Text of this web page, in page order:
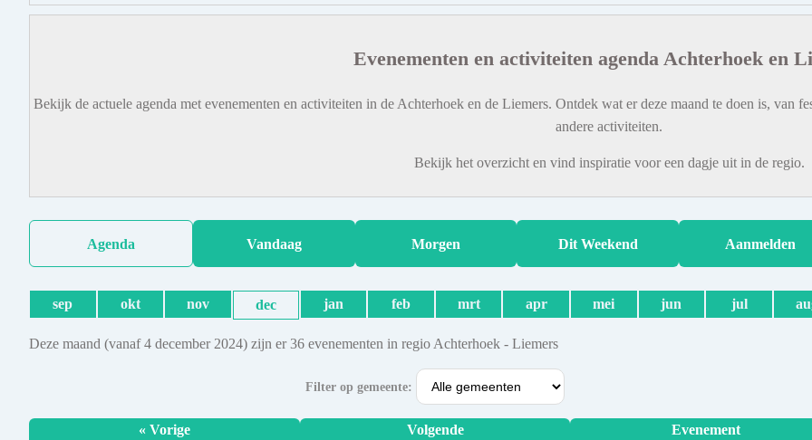
Evenementen en activiteiten agenda Achterhoek en
Bekijk de actuele agenda met evenementen en activiteiten in de Achterhoek en de Liemers. Ontdek wat er deze maand te doen is, van
andere activiteiten.
Bekijk het overzicht en vind inspiratie voor een dagje uit in de regio.
Agenda Vandaag Morgen Dit Weekend Aanmelden
sep okt nov dec jan feb mrt apr mei jun jul
Deze maand (vanaf 4 december 2024) zijn er 36 evenementen in regio Achterhoek - Liemers
Filter op gemeente:
« Vorige
Volgende
Evenement